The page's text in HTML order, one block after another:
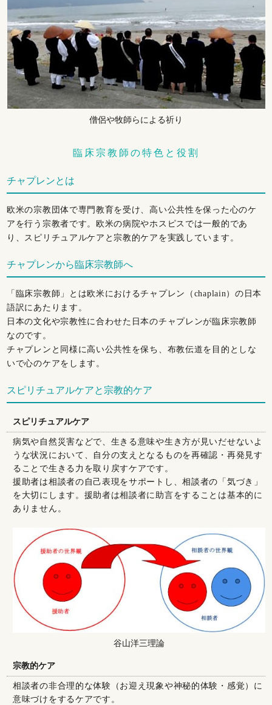
僧侶や牧師らによる祈り
臨床宗教師の特色と役割
チャプレンとは
欧米の宗教団体で専門教育を受け、高い公共性を保った心のケ
アを行う宗教者です。欧米の病院やホスピスでは一般的であ
り、スピリチュアルケアと宗教的ケアを実践しています。
チャプレンから臨床宗教師へ
「臨床宗教師」とは欧米におけるチャプレン（chaplain）の日本
語訳にあたります。
日本の文化や宗教性に合わせた日本のチャプレンが臨床宗教師
なのです。
チャプレンと同様に高い公共性を保ち、布教伝道を目的としな
いで心のケアをします。
スピリチュアルケアと宗教的ケア
スピリチュアルケア
病気や自然災害などで、生きる意味や生き方が見いだせないよ
うな状況において、自分の支えとなるものを再確認・再発見す
ることで生きる力を取り戻すケアです。
援助者は相談者の自己表現をサポートし、相談者の「気づき」
を大切にします。援助者は相談者に助言をすることは基本的に
ありません。
谷山洋三理論
宗教的ケア
相談者の非合理的な体験（お迎え現象や神秘的体験・感覚）に
意味づけをするケアです。